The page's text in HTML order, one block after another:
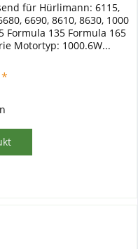
für Hürlimann: 6115,
6690, 8610, 8630, 1000
Formula 135 Formula 165
Motortyp: 1000.6W...
*